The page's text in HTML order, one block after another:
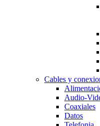
Cables y
Audio-
Coaxiales
Datos